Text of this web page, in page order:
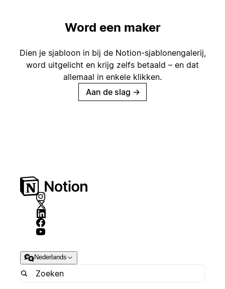
Word een maker
Dien je sjabloon in bij de Notion-sjablonengalerij,
word uitgelicht en krijg zelfs betaald – en dat
allemaal in enkele klikken.
Aan de slag →
Nederlands